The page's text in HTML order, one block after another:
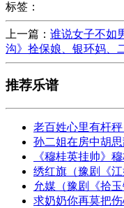
标签：
上一篇： 谁说女子不如
沟》拴保娘、银环妈、
推荐乐谱
老百姓心里有杆秤
孙二姐在房中胡
《穆桂英挂帅》
绣红旗（豫剧《江
允媒（豫剧《拾
求奶奶你再莫把